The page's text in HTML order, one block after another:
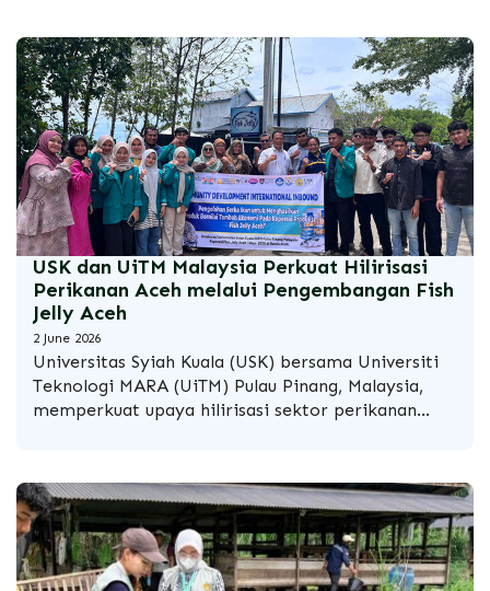
USK dan UiTM Malaysia Perkuat Hilirisasi
Perikanan Aceh melalui Pengembangan Fish
Jelly Aceh
2 June 2026
Universitas Syiah Kuala (USK) bersama Universiti
Teknologi MARA (UiTM) Pulau Pinang, Malaysia,
memperkuat upaya hilirisasi sektor perikanan
Ikan untuk Menghasilkan Produk Bernilai Tambah
Ekonomi pada Koperasi Fish Jelly Aceh.” Banda
Aceh. Mei 2026. Program ini bertujuan
meningkatkan nilai tambah produk perikanan
sekaligus memperkuat kapasitas usaha